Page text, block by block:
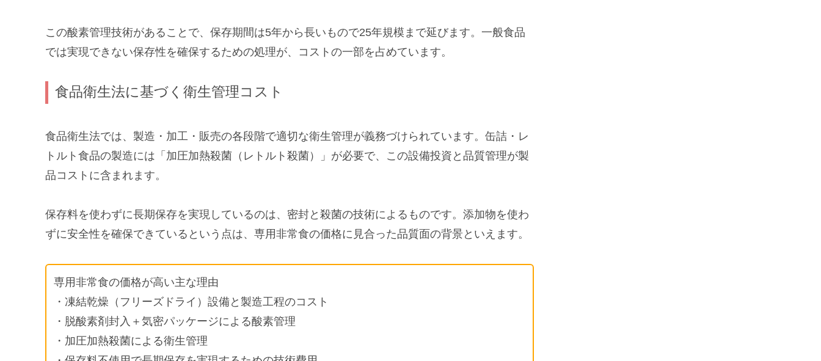
この酸素管理技術があることで、保存期間は5年から長いもので25年規模まで延びます。一般食品
では実現できない保存性を確保するための処理が、コストの一部を占めています。
食品衛生法に基づく衛生管理コスト
食品衛生法では、製造・加工・販売の各段階で適切な衛生管理が義務づけられています。缶詰・レ
トルト食品の製造には「加圧加熱殺菌（レトルト殺菌）」が必要で、この設備投資と品質管理が製
品コストに含まれます。
保存料を使わずに長期保存を実現しているのは、密封と殺菌の技術によるものです。添加物を使わ
ずに安全性を確保できているという点は、専用非常食の価格に見合った品質面の背景といえます。
専用非常食の価格が高い主な理由
・凍結乾燥（フリーズドライ）設備と製造工程のコスト
・脱酸素剤封入＋気密パッケージによる酸素管理
・加圧加熱殺菌による衛生管理